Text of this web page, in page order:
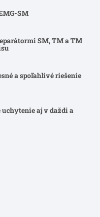
SM
SM, TM a TM
a spoľahlivé riešenie
aj v daždi a